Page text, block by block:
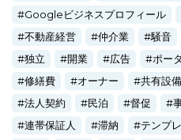
Googleビジネスプロフィール
不動産経営
仲介業 騒音
独立
開業 広告 ポー
修繕費
オーナー 共有設備
法人契約
民泊 督促
連帯保証人
滞納 テンプ